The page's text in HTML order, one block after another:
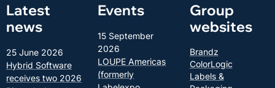
Latest
news
25 June 2026
Hybrid Software
receives two 2026
Events
15 September
2026
LOUPE Americas
(formerly
Group
websites
Brandz
ColorLogic
Labels &